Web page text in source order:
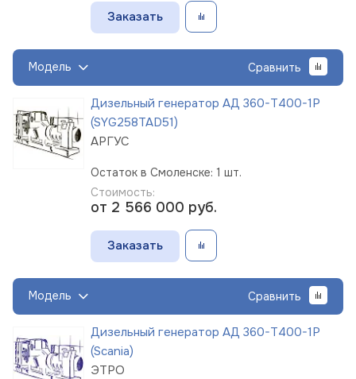
Заказать
Модель Сравнить
Дизельный генератор АД 360-Т400-1Р
(SYG258TAD51)
АРГУС
Остаток в Смоленске: 1 шт.
Стоимость:
от 2 566 000 руб.
Заказать
Модель Сравнить
Дизельный генератор АД 360-Т400-1Р
(Scania)
ЭТРО